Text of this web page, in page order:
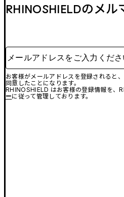
RHINOSHIELDのメ
メールアドレスをご入力ください
お客様がメールアドレスを登録されると
同意したことになります。
RHINOSHIELD はお客様の登録情報を、
ーに従って管理しております。